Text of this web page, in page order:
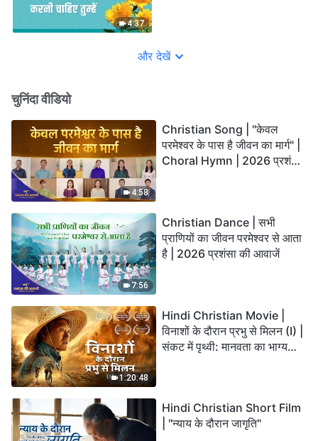
4:37
और देखें
चुनिंदा वीडियो
4:58
Christian Song | "केवल
परमेश्वर के पास है जीवन का मार्ग" |
Choral Hymn | 2026 प्रशंसा
7:56
Christian Dance | सभी
प्राणियों का जीवन परमेश्वर से आता
है | 2026 प्रशंसा की आवाजें
1:20:48
Hindi Christian Movie |
विनाशों के दौरान प्रभु से मिलन (I) |
संकट में पृथ्वी: मानवता का भाग्य
Hindi Christian Short Film
| "न्याय के दौरान जागृति"